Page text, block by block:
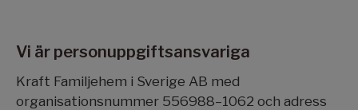
Vi är personuppgiftsansvariga
Kraft Familjehem i Sverige AB med
organisationsnummer 556988–1062 och adress